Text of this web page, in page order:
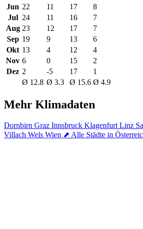
Jun 22 11 17
8
Jul 24 11 16
7
Aug 23 12 17
7
Sep 19 9 13
6
Okt 13 4 12
4
Nov 6 0 15
2
Dez 2 -5 17
1
Ø 12.8 Ø 3.3 Ø 15.6 Ø 4.9
Mehr Klimadaten
Dornbirn Graz Innsbruck Klagenfurt Linz
Villach Wels Wien ⬈ Alle Städte in